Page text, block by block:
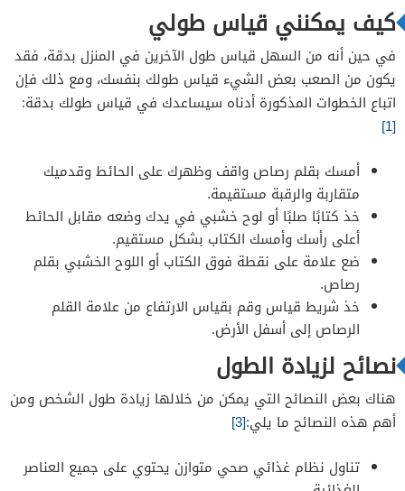
كيف يمكنني قياس طولي
في حين أنه من السهل قياس طول الآخرين في المنزل بدقة، فقد
يكون من الصعب بعض الشيء قياس طولك بنفسك، ومع ذلك فإن
اتباع الخطوات المذكورة أدناه سيساعدك في قياس طولك بدقة:
[1]
أمسك بقلم رصاص واقف وظهرك على الحائط وقدميك
متقاربة والرقبة مستقيمة.
خذ كتابًا صلبًا أو لوح خشبي في يدك وضعه مقابل الحائط
أعلى رأسك وأمسك الكتاب بشكل مستقيم.
ضع علامة على نقطة فوق الكتاب أو اللوح الخشبي بقلم
رصاص.
خذ شريط قياس وقم بقياس الارتفاع من علامة القلم
الرصاص إلى أسفل الأرض.
نصائح لزيادة الطول
هناك بعض النصائح التي يمكن من خلالها زيادة طول الشخص ومن
أهم هذه النصائح ما يلي:[3]
تناول نظام غذائي صحي متوازن يحتوي على جميع العناصر